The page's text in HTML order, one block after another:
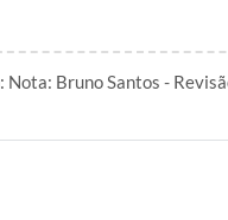
Nota: Bruno Santos -